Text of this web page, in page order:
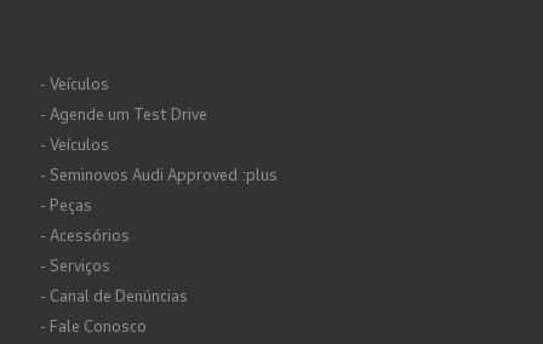
- Veículos
- Agende um Test Drive
- Veículos
- Seminovos Audi Approved :plus
- Peças
- Acessórios
- Serviços
- Canal de Denúncias
- Fale Conosco